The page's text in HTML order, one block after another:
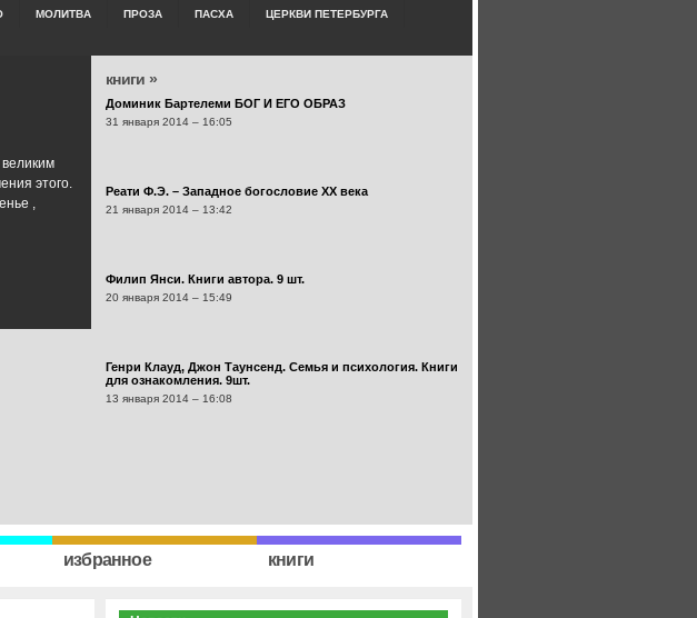
МОЛИТВА ПРОЗА ПАСХА ЦЕРКВИ ПЕТЕРБУРГА
этого.
,
книги »
Доминик Бартелеми БОГ И ЕГО ОБРАЗ
31 января 2014 – 16:05
Реати Ф.Э. – Западное богословие XX века
21 января 2014 – 13:42
Филип Янси. Книги автора. 9 шт.
20 января 2014 – 15:49
Генри Клауд, Джон Таунсенд. Семья и психология. Книги
для ознакомления. 9шт.
13 января 2014 – 16:08
избранное книги